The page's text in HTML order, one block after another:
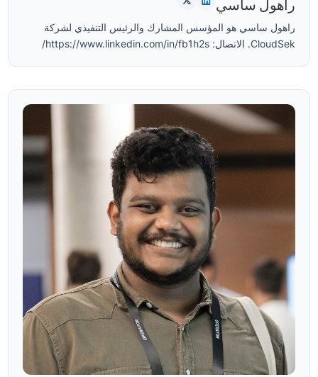
راهول ساسي
راهول ساسي هو المؤسس المشارك والرئيس التنفيذي لشركة
CloudSek. الاتصال: https://www.linkedin.com/in/fb1h2s/